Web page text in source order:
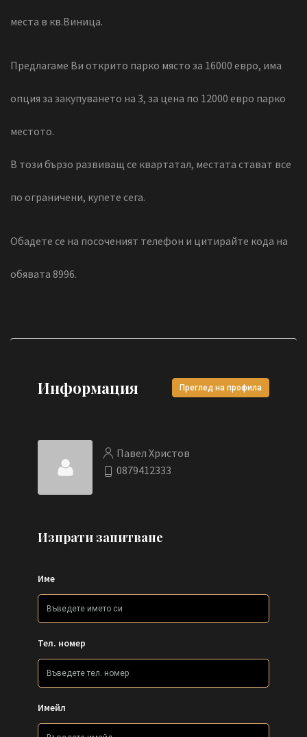
места в кв.Виница.
Предлагаме Ви открито парко място за 16000 евро, има
опция за закупуването на 3, за цена по 12000 евро парко
местото.
В този бързо развиващ се квартатал, местата стават все
по ограничени, купете сега.
Обадете се на посоченият телефон и цитирайте кода на
обявата 8996.
Информация Преглед на профила
Павел Христов
0879412333
Изпрати запитване
Име
Тел. номер
Имейл